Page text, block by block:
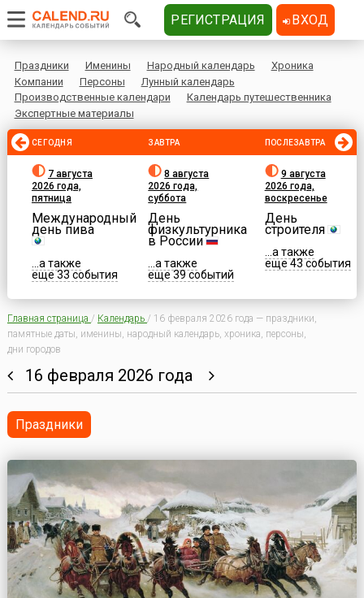
Праздники Именины Народный календарь
Хроника
Компании
Персоны
Лунный календарь
Производственные календари
Календарь путешественника
Экспертные материалы
СЕГОДНЯ
7 августа
2026 года,
пятница
Международный
день пива
...а также
еще 33 события
ЗАВТРА
8 августа
2026 года,
суббота
День
физкультурника
в России
...а также
еще 39 событий
ПОСЛЕЗАВТРА
9 августа
2026 года,
воскресенье
День
строителя
...а также
еще 43 события
Главная страница / Календарь / 16 февраля 2026 года — праздники,
памятные даты, именины, народный календарь, хроника, персоны,
дни городов
16 февраля 2026 года
Праздники
РЕГИСТРАЦИЯ ВХОД